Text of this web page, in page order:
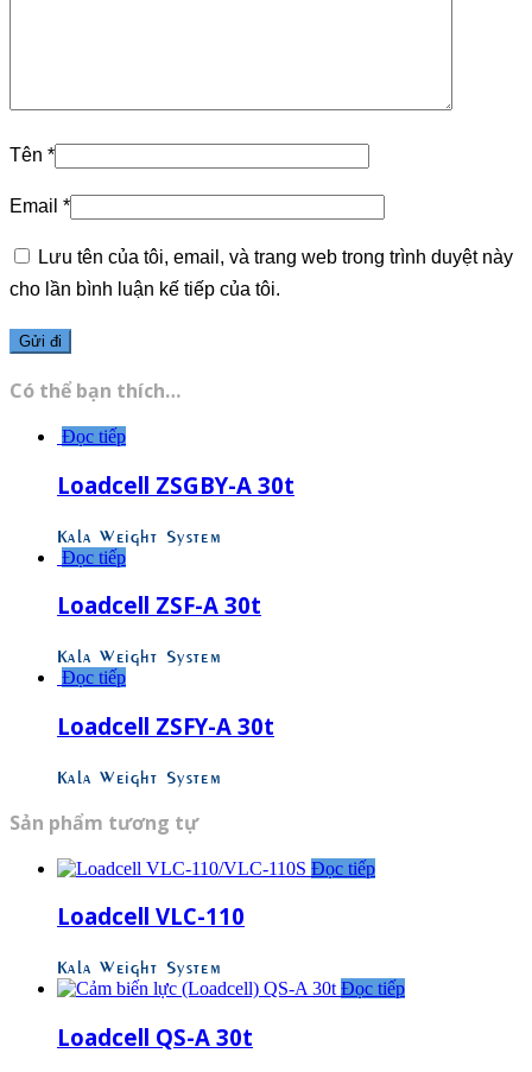
Tên *
Email *
Lưu tên của tôi, email, và trang web trong trình duyệt này
cho lần bình luận kế tiếp của tôi.
Có thể bạn thích…
Đọc tiếp
Loadcell ZSGBY-A 30t
Kala Weight System
Đọc tiếp
Loadcell ZSF-A 30t
Kala Weight System
Đọc tiếp
Loadcell ZSFY-A 30t
Kala Weight System
Sản phẩm tương tự
Đọc tiếp
Loadcell VLC-110
Kala Weight System
Đọc tiếp
Loadcell QS-A 30t